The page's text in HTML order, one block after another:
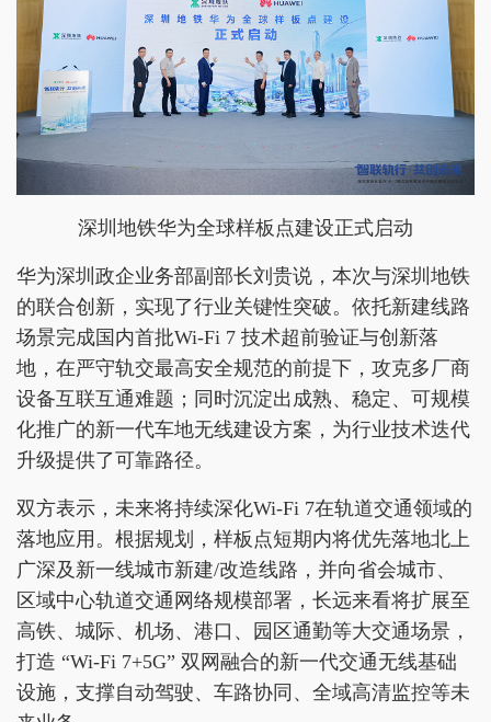
深圳地铁华为全球样板点建设正式启动
华为深圳政企业务部副部长刘贵说，本次与深圳地铁
的联合创新，实现了行业关键性突破。依托新建线路
场景完成国内首批Wi-Fi 7 技术超前验证与创新落
地，在严守轨交最高安全规范的前提下，攻克多厂商
设备互联互通难题；同时沉淀出成熟、稳定、可规模
化推广的新一代车地无线建设方案，为行业技术迭代
升级提供了可靠路径。
双方表示，未来将持续深化Wi-Fi 7在轨道交通领域的
落地应用。根据规划，样板点短期内将优先落地北上
广深及新一线城市新建/改造线路，并向省会城市、
区域中心轨道交通网络规模部署，长远来看将扩展至
高铁、城际、机场、港口、园区通勤等大交通场景，
打造 “Wi-Fi 7+5G” 双网融合的新一代交通无线基础
设施，支撑自动驾驶、车路协同、全域高清监控等未